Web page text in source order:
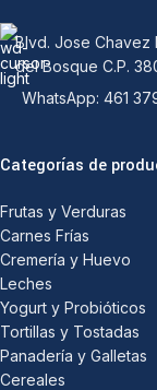
Blvd. Jose Chavez
del Bosque C.P.
WhatsApp: 461
Categorías de
Frutas y Verduras
Carnes Frías
Cremería y Huevo
Leches
Yogurt y Probióticos
Tortillas y Tostadas
Panadería y Galletas
Cereales